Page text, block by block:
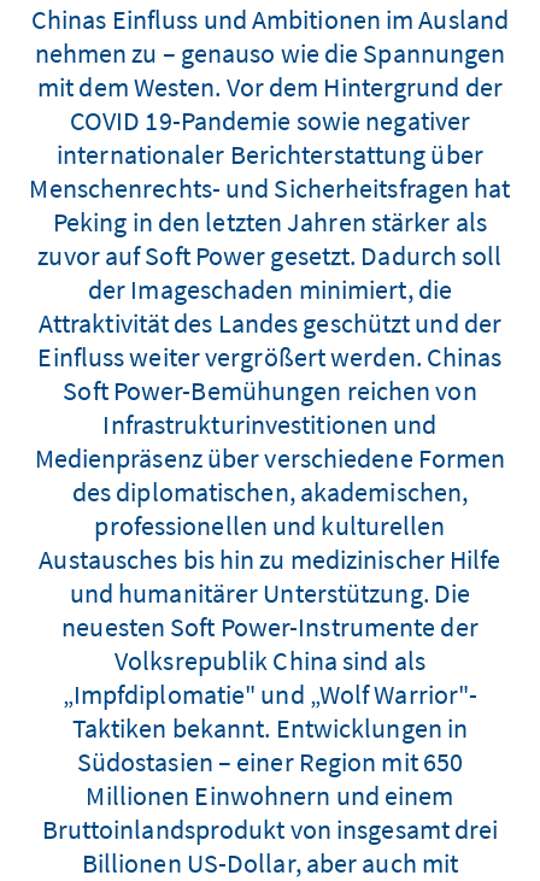
Chinas Einfluss und Ambitionen im Ausland
nehmen zu – genauso wie die Spannungen
mit dem Westen. Vor dem Hintergrund der
COVID 19-Pandemie sowie negativer
internationaler Berichterstattung über
Menschenrechts- und Sicherheitsfragen hat
Peking in den letzten Jahren stärker als
zuvor auf Soft Power gesetzt. Dadurch soll
der Imageschaden minimiert, die
Attraktivität des Landes geschützt und der
Einfluss weiter vergrößert werden. Chinas
Soft Power-Bemühungen reichen von
Infrastrukturinvestitionen und
Medienpräsenz über verschiedene Formen
des diplomatischen, akademischen,
professionellen und kulturellen
Austausches bis hin zu medizinischer Hilfe
und humanitärer Unterstützung. Die
neuesten Soft Power-Instrumente der
Volksrepublik China sind als
„Impfdiplomatie" und „Wolf Warrior"-
Taktiken bekannt. Entwicklungen in
Südostasien – einer Region mit 650
Millionen Einwohnern und einem
Bruttoinlandsprodukt von insgesamt drei
Billionen US-Dollar, aber auch mit